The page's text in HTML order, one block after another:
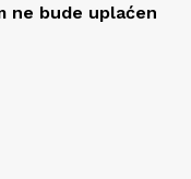
ne bude uplaćen